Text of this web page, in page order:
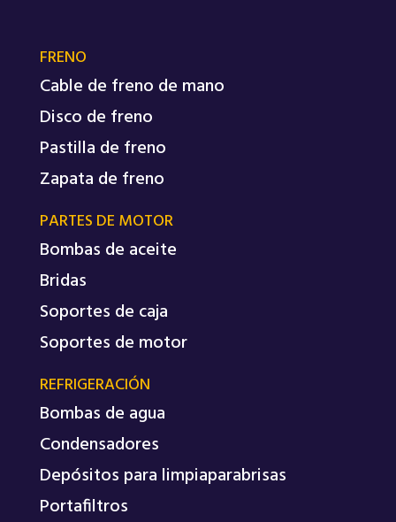
FRENO
Cable de freno de mano
Disco de freno
Pastilla de freno
Zapata de freno
PARTES DE MOTOR
Bombas de aceite
Bridas
Soportes de caja
Soportes de motor
REFRIGERACIÓN
Bombas de agua
Condensadores
Depósitos para limpiaparabrisas
Portafiltros